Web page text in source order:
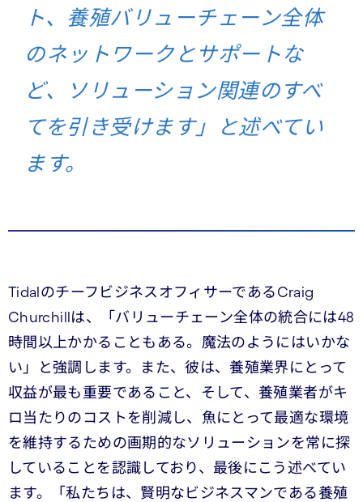
ト、養殖バリューチェーン全体
のネットワークとサポートな
ど、ソリューション関連のすべ
てを引き受けます」と述べてい
ます。
TidalのチーフビジネスオフィサーであるCraig
Churchillは、「バリューチェーン全体の統合には48
時間以上かかることもある。魔法のようにはいかな
い」と強調します。また、彼は、養殖業界にとって
収益が最も重要であること、そして、養殖業者がキ
ロ当たりのコストを削減し、魚にとって最適な環境
を維持するための画期的なソリューションを常に探
していることを認識しており、最後にこう述べてい
ます。「私たちは、賢明なビジネスマンである養殖